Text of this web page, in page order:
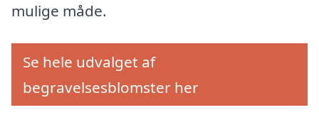
mulige måde.
Se hele udvalget af
begravelsesblomster her